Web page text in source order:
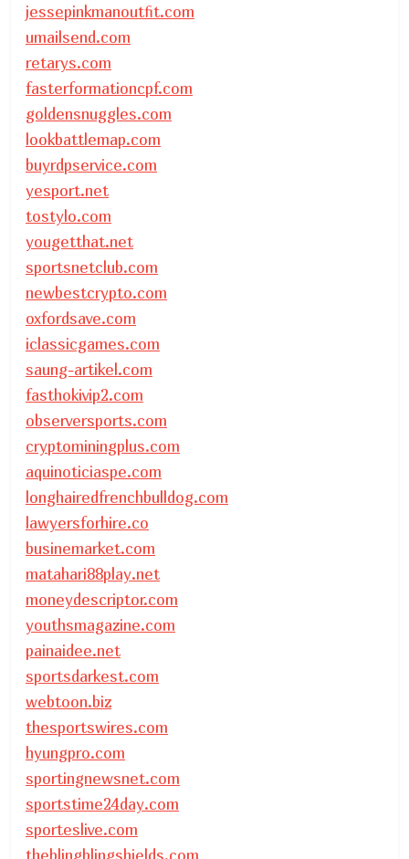
jessepinkmanoutfit.com
umailsend.com
retarys.com
fasterformationcpf.com
goldensnuggles.com
lookbattlemap.com
buyrdpservice.com
yesport.net
tostylo.com
yougetthat.net
sportsnetclub.com
newbestcrypto.com
oxfordsave.com
iclassicgames.com
saung-artikel.com
fasthokivip2.com
observersports.com
cryptominingplus.com
aquinoticiaspe.com
longhairedfrenchbulldog.com
lawyersforhire.co
businemarket.com
matahari88play.net
moneydescriptor.com
youthsmagazine.com
painaidee.net
sportsdarkest.com
webtoon.biz
thesportswires.com
hyungpro.com
sportingnewsnet.com
sportstime24day.com
sporteslive.com
theblingblingshields.com